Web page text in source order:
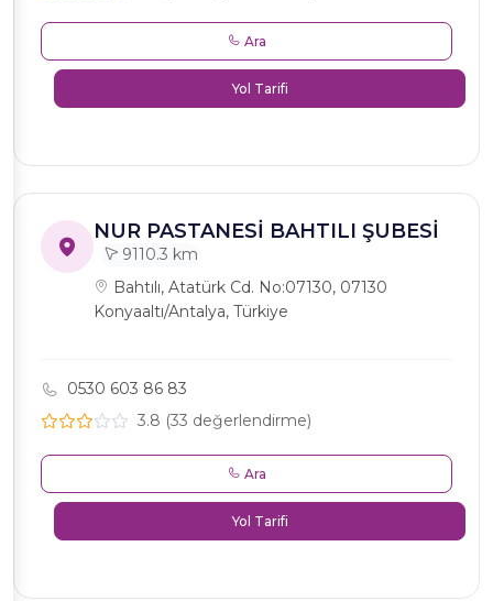
Ara
Yol Tarifi
NUR PASTANESİ BAHTILI ŞUBESİ
9110.3 km
Bahtılı, Atatürk Cd. No:07130, 07130
Konyaaltı/Antalya, Türkiye
0530 603 86 83
3.8 (33 değerlendirme)
Ara
Yol Tarifi